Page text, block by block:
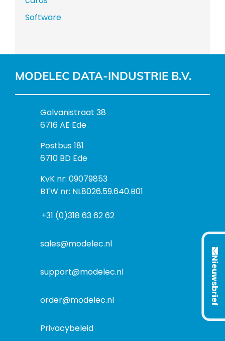
Software
MODELEC DATA-INDUSTRIE B.V.
B
e
o
e
k
a
r
Galvanistraat 38
6716 AE Ede
P
o
t
a
s
Postbus 181
6710 BD Ede
I
n
o
m
KvK nr: 09079853
BTW nr: NL8026.59.640.B01
+31 (0)318 63 62 62
sales@modelec.nl
support@modelec.nl
order@modelec.nl
Privacybeleid
Nieuwsbrief